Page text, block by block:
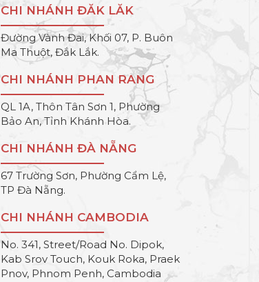
CHI NHÁNH ĐĂK LĂK
Đường Vành Đai, Khối 07, P. Buôn
Ma Thuột, Đắk Lắk.
CHI NHÁNH PHAN RANG
QL 1A, Thôn Tân Sơn 1, Phường
Bảo An, Tỉnh Khánh Hòa.
CHI NHÁNH ĐÀ NẴNG
67 Trường Sơn, Phường Cẩm Lệ,
TP Đà Nẵng.
CHI NHÁNH CAMBODIA
No. 341, Street/Road No. Dipok,
Kab Srov Touch, Kouk Roka, Praek
Pnov, Phnom Penh, Cambodia